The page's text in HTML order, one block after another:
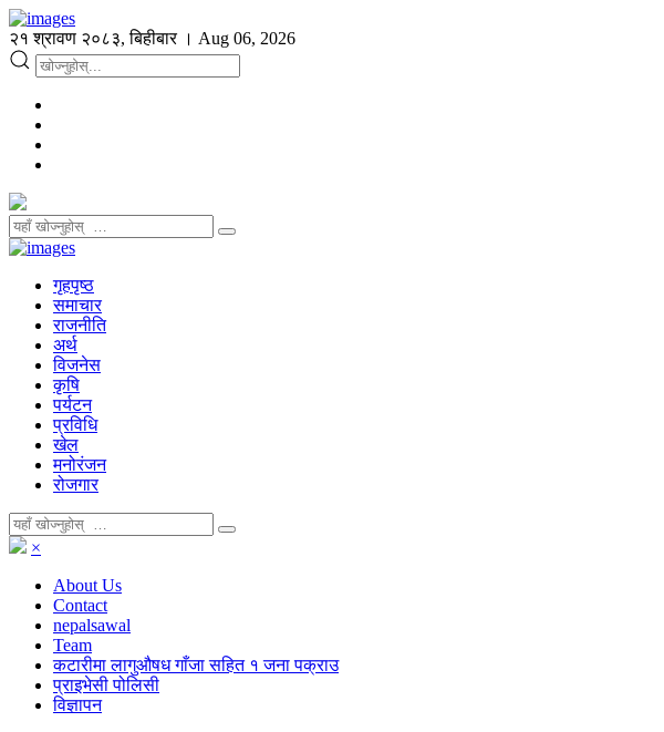
२१ श्रावण २०८३, बिहीबार । Aug 06, 2026
गृहपृष्ठ
समाचार
राजनीति
अर्थ
विजनेस
कृषि
पर्यटन
प्रविधि
खेल
मनोरंजन
रोजगार
×
About Us
Contact
nepalsawal
Team
कटारीमा लागुऔषध गाँजा सहित १ जना पक्राउ
प्राइभेसी पोलिसी
विज्ञापन